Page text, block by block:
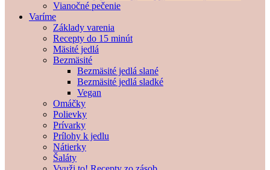
Vianočné pečenie
Varíme
Základy varenia
Recepty do 15 minút
Mäsité jedlá
Bezmäsité
Bezmäsité jedlá slané
Bezmäsité jedlá sladké
Vegan
Omáčky
Polievky
Prívarky
Prílohy k jedlu
Nátierky
Šaláty